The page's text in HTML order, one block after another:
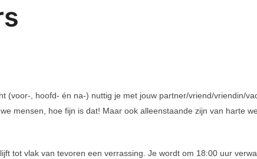
(voor-, hoofd- én na-) nuttig je met jouw partner/vriend/vriendin/
mensen, hoe fijn is dat! Maar ook alleenstaande zijn van harte
tot vlak van tevoren een verrassing. Je wordt om 18:00 uur